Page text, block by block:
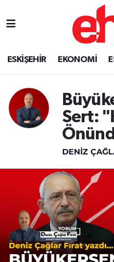
ESKİŞEHİR EKONOMİ
Sert:
DENIZ